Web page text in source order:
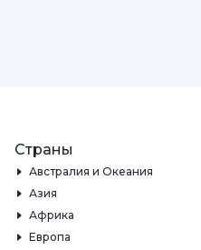
Страны
Австралия и Океания
Азия
Африка
Европа